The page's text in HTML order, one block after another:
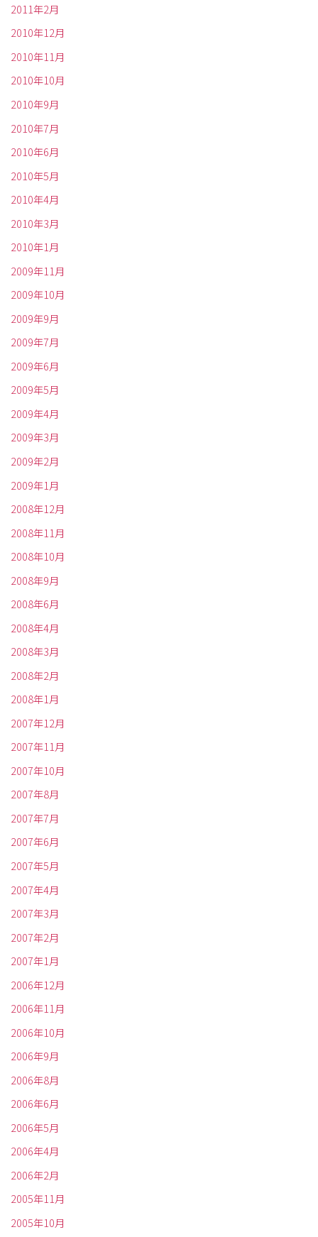
2011年2月
2010年12月
2010年11月
2010年10月
2010年9月
2010年7月
2010年6月
2010年5月
2010年4月
2010年3月
2010年1月
2009年11月
2009年10月
2009年9月
2009年7月
2009年6月
2009年5月
2009年4月
2009年3月
2009年2月
2009年1月
2008年12月
2008年11月
2008年10月
2008年9月
2008年6月
2008年4月
2008年3月
2008年2月
2008年1月
2007年12月
2007年11月
2007年10月
2007年8月
2007年7月
2007年6月
2007年5月
2007年4月
2007年3月
2007年2月
2007年1月
2006年12月
2006年11月
2006年10月
2006年9月
2006年8月
2006年6月
2006年5月
2006年4月
2006年2月
2005年11月
2005年10月